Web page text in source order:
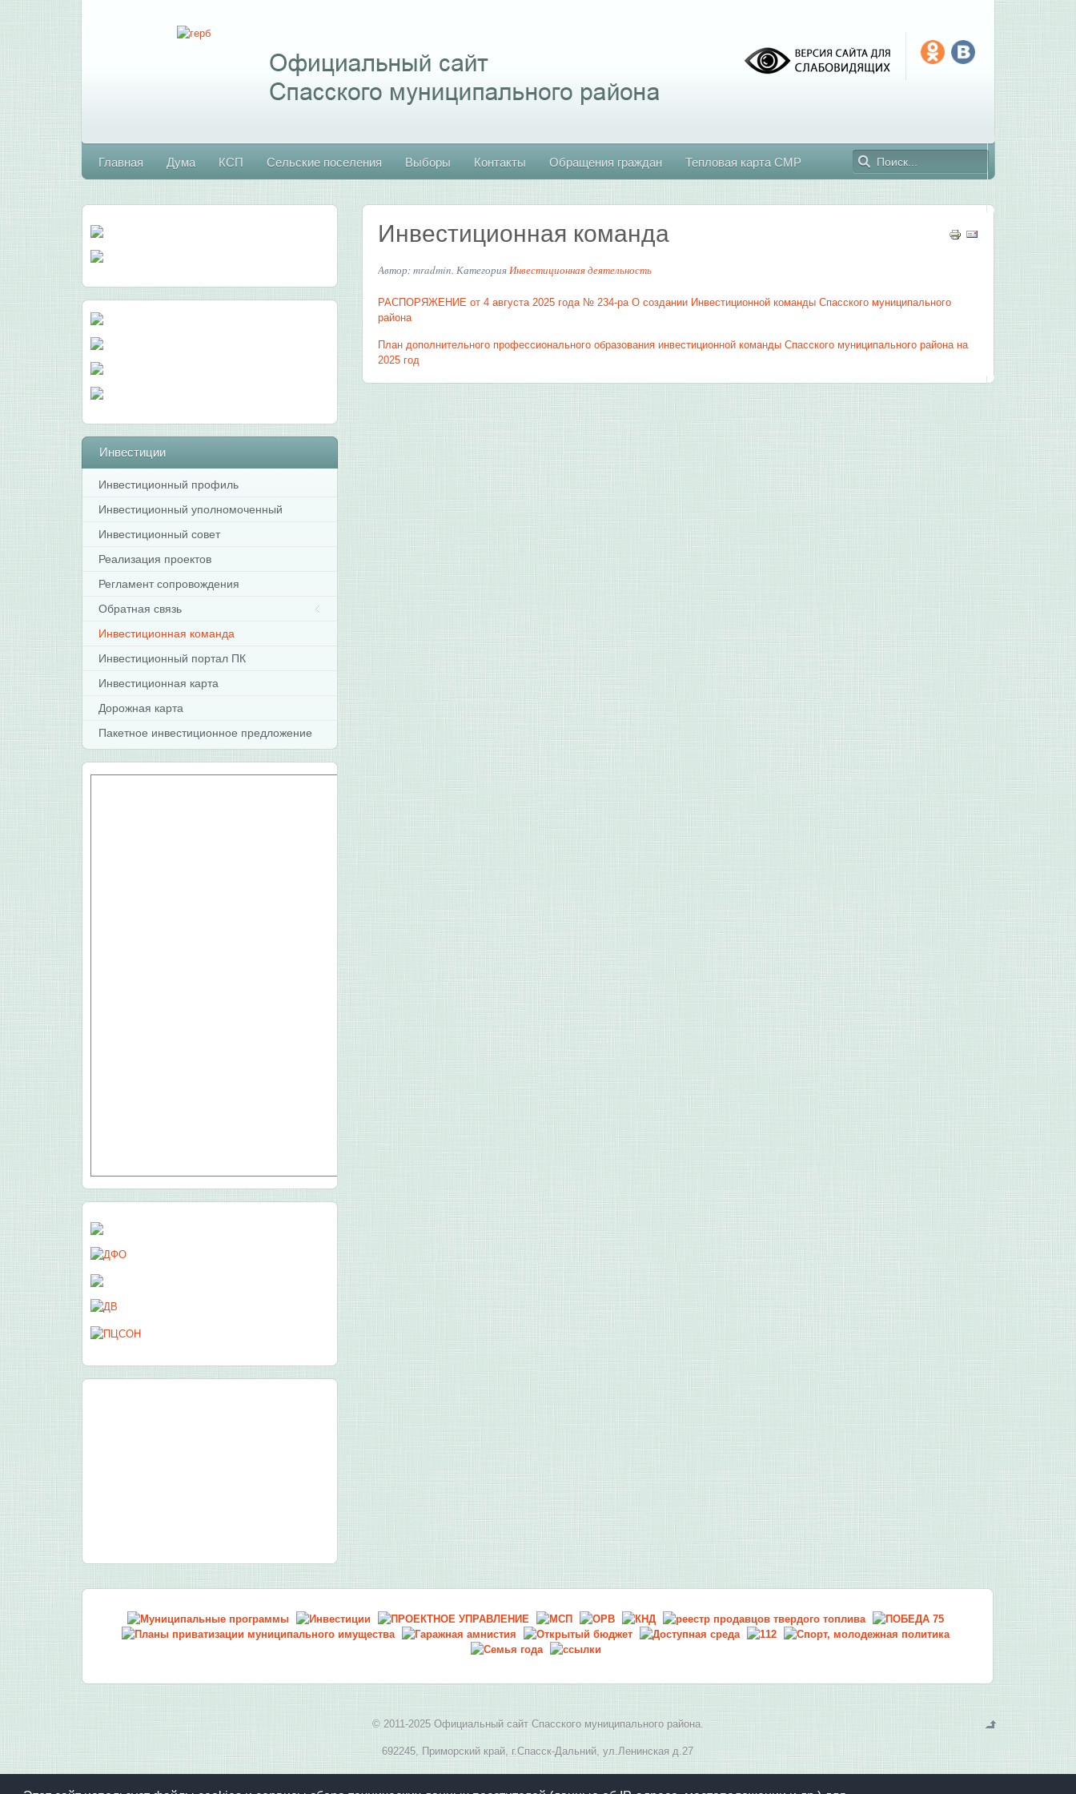
Главная Дума КСП Сельские поселения Выборы Контакты Обращения граждан Тепловая карта СМР
Инвестиционная команда
Автор: mradmin. КатегорияИнвестиционная деятельность
РАСПОРЯЖЕНИЕ от 4 августа 2025 года № 234-ра О создании Инвестиционной команды Спасского муниципального
района
План дополнительного профессионального образования инвестиционной команды Спасского муниципального района на
2025 год
Инвестиции
Инвестиционный профиль
Инвестиционный уполномоченный
Инвестиционный совет
Реализация проектов
Регламент сопровождения
Обратная связь
Инвестиционная команда
Инвестиционный портал ПК
Инвестиционная карта
Дорожная карта
Пакетное инвестиционное предложение
© 2011-2025 Официальный сайт Спасского муниципального района.
692245, Приморский край, г.Спасск-Дальний, ул.Ленинская д.27